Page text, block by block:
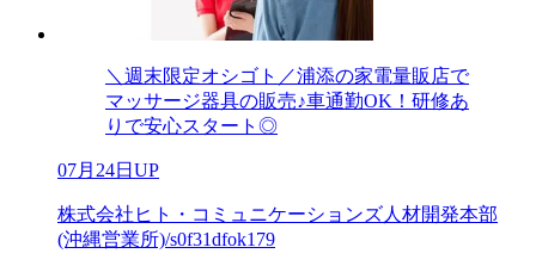
＼週末限定オシゴト／浦添の家電量販店で
マッサージ器具の販売♪車通勤OK！研修あ
りで安心スタート◎
07月24日UP
株式会社ヒト・コミュニケーションズ人材開発本部
(沖縄営業所)/s0f31dfok179